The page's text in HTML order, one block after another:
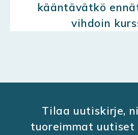
kääntävätkö
vihdoin
Tilaa uutiskirje,
tuoreimmat uutiset